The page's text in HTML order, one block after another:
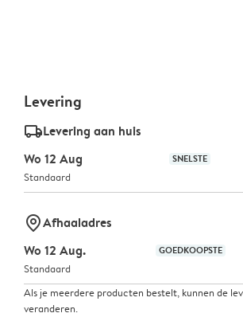
Levering
delivery_standard_v2Levering aan huis
Wo 12 Aug
SNELSTE
Standaard
marker-pinAfhaaladres
Wo 12 Aug.
GOEDKOOPSTE
Standaard
Als je meerdere producten bestelt, kunnen de
veranderen.